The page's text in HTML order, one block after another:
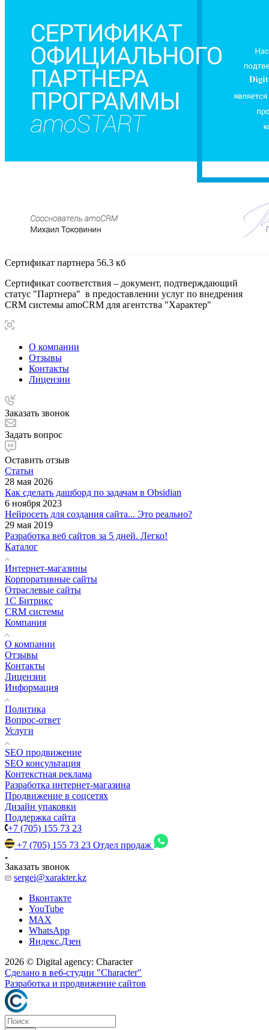
Сертификат партнера 56.3 кб
Сертификат соответствия – документ, подтверждающий
статус "Партнера" в предоставлении услуг по внедрения
CRM системы amoCRM для агентства "Характер"
О компании
Отзывы
Контакты
Лицензии
Заказать звонок
Задать вопрос
Оставить отзыв
Статьи
28 мая 2026
Как сделать дашборд по задачам в Obsidian
6 ноября 2023
Нейросеть для создания сайта... Это реально?
29 мая 2019
Разработка веб сайтов за 5 дней. Легко!
Каталог
Интернет-магазины
Корпоративные сайты
Отраслевые сайты
1С Битрикс
CRM системы
Компания
О компании
Отзывы
Контакты
Лицензии
Информация
Политика
Вопрос-ответ
Услуги
SEO продвижение
SEO консультация
Контекстная реклама
Разработка интернет-магазина
Продвижение в соцсетях
Дизайн упаковки
Поддержка сайта
+7 (705) 155 73 23
+7 (705) 155 73 23 Отдел продаж
Заказать звонок
sergei@xarakter.kz
Вконтакте
YouTube
MAX
WhatsApp
Яндекс.Дзен
2026 © Digital agency: Character
Сделано в веб-студии "Character"
Разработка и продвижение сайтов